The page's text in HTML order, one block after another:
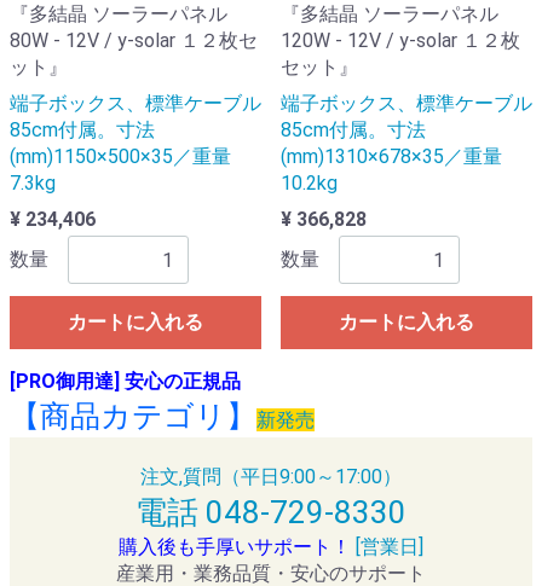
『多結晶 ソーラーパネル
80W - 12V / y-solar １２枚セ
ット』
端子ボックス、標準ケーブル
85cm付属。寸法
(mm)1150×500×35／重量
7.3kg
¥ 234,406
数量
カートに入れる
『多結晶 ソーラーパネル
120W - 12V / y-solar １２枚
セット』
端子ボックス、標準ケーブル
85cm付属。寸法
(mm)1310×678×35／重量
10.2kg
¥ 366,828
数量
カートに入れる
[PRO御用達] 安心の正規品
【商品カテゴリ】 新発売
注文,質問（平日9:00～17:00）
電話 048-729-8330
購入後も手厚いサポート！
[営業日]
産業用・業務品質・安心のサポート